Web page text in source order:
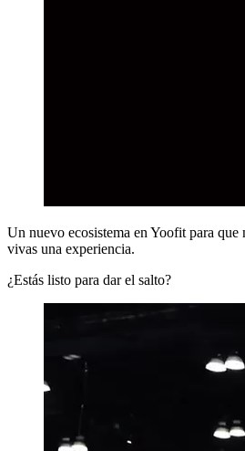
Un nuevo ecosistema en Yoofit para que
vivas una experiencia.
¿Estás listo para dar el salto?